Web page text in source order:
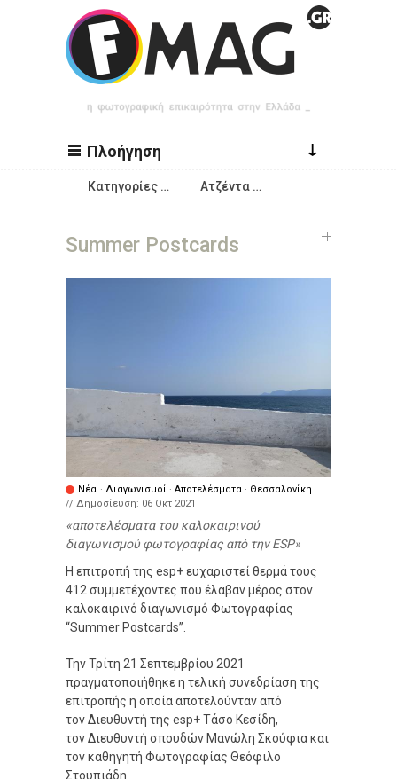
Παράκαμψη προς το κυρίως περιεχόμενο
Πλοήγηση ↓
Κατηγορίες … Ατζέντα …
Summer Postcards
Νέα · Διαγωνισμοί · Αποτελέσματα · Θεσσαλονίκη
// Δημοσίευση: 06 Οκτ 2021
αποτελέσματα του καλοκαιρινού
διαγωνισμού φωτογραφίας από την ESP
Η επιτροπή της esp+ ευχαριστεί θερμά τους
412 συμμετέχοντες που έλαβαν μέρος στον
καλοκαιρινό διαγωνισμό Φωτογραφίας
“Summer Postcards”.
Την Τρίτη 21 Σεπτεμβρίου 2021
πραγματοποιήθηκε η τελική συνεδρίαση της
επιτροπής η οποία αποτελούνταν από
τον Διευθυντή της esp+ Τάσο Κεσίδη,
τον Διευθυντή σπουδών Μανώλη Σκούφια και
τον καθηγητή Φωτογραφίας Θεόφιλο
Στουπιάδη.